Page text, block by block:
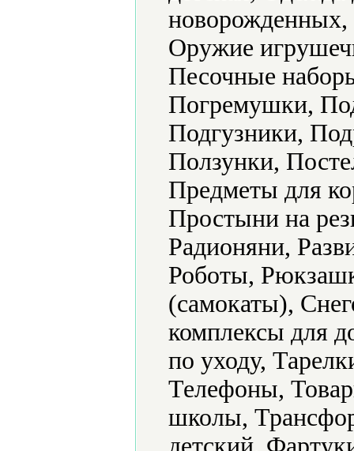
новорожденных,
Оружие
Песочные
Погремушки,
Подгузники,
Ползунки,
Предметы для
Простыни на
Радионяни,
Роботы,
(самокаты),
комплексы для
по уходу,
Телефоны,
школы,